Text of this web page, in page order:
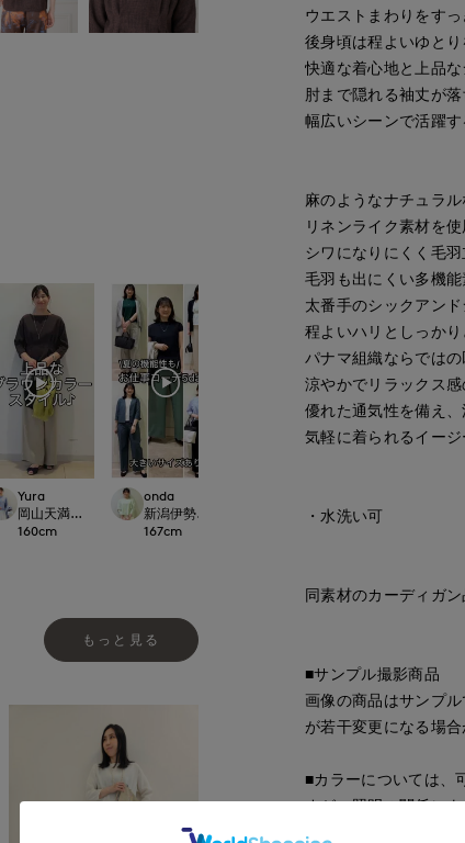
Yura
岡山天満屋7-IDconcept.
160cm
onda
新潟伊勢丹7-IDconcept.
167cm
新潟伊勢丹7-IDconcept.
もっと見る
ウエストまわりをすっ
後身頃は程よいゆとり
快適な着心地と上品な
肘まで隠れる袖丈が落
幅広いシーンで活躍す
麻のようなナチュラ
リネンライク素材を使
シワになりにくく毛羽
毛羽も出にくい多機能
太番手のシックアンド
程よいハリとしっかり
パナマ組織ならではの
涼やかでリラックス感
優れた通気性を備え、
気軽に着られるイージ
・水洗い可
同素材のカーディガ
■サンプル撮影商品
画像の商品はサンプ
が若干変更になる場合
■カラーについては、
すが、照明の関係に
ソコン・スマートフ